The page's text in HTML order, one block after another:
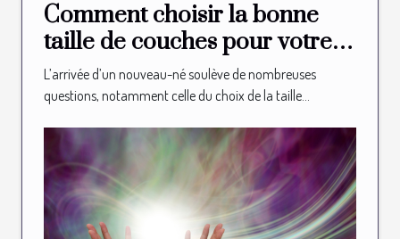
Comment choisir la bonne
taille de couches pour votre
nouveau-né?
L’arrivée d’un nouveau-né soulève de nombreuses
questions, notamment celle du choix de la taille...